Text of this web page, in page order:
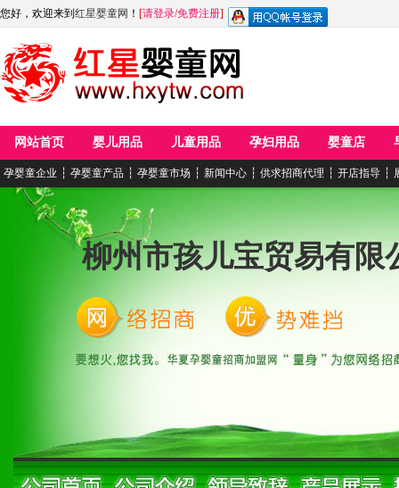
您好，欢迎来到 红星婴童网 ！ [请登录/免费注册]
网站首页 婴儿用品 儿童用品 孕妇用品 婴童店
孕婴童企业 ┆ 孕婴童产品 ┆ 孕婴童市场 ┆ 新闻中心 ┆ 供求招商代理 ┆ 开店指导 ┆
柳州市孩儿宝贸易有限